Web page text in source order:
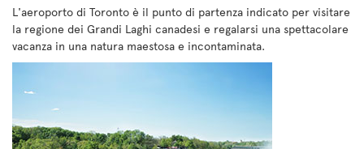
L'aeroporto di Toronto è il punto di partenza indicato per visitare
la regione dei Grandi Laghi canadesi e regalarsi una spettacolare
vacanza in una natura maestosa e incontaminata.